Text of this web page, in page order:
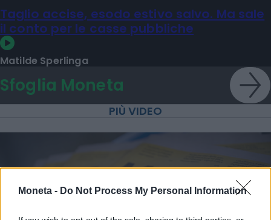
Moneta - Do Not Process My Personal Information
Taglio accise, esodo estivo salvo. Ma sale
il conto per le casse pubbliche
Matilde Sperlinga
Sfoglia Moneta
PIÙ VIDEO